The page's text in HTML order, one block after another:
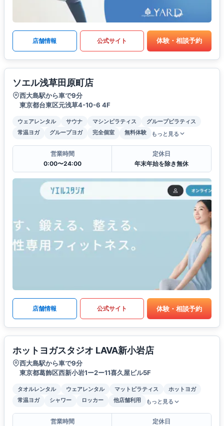
店舗情報 公式サイト 体験・相談予約
ソエル浅草田原町店
西大島駅から車で9分
東京都台東区元浅草4-10-6 4F
ウェアレンタル サウナ マシンピラティス
グループピラティス
常温ヨガ
グループヨガ 完全個室 無料体験 もっと見る
営業時間
0:00〜24:00
定休日
年末年始を除き無休
店舗情報 公式サイト 体験・相談予約
ホットヨガスタジオ LAVA新小岩店
西大島駅から車で9分
東京都葛飾区西新小岩1ー2ー11喜久屋ビル5F
タオルレンタル ウェアレンタル マットピラティス
ホットヨガ
常温ヨガ
シャワー ロッカー 他店舗利用 もっと見る
営業時間
定休日